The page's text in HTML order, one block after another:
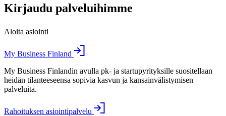
Kirjaudu palveluihimme
Aloita asiointi
My Business Finland
My Business Finlandin avulla pk- ja startupyrityksille suositellaan
heidän tilanteeseensa sopivia kasvun ja kansainvälistymisen
palveluita.
Rahoituksen asiointipalvelu